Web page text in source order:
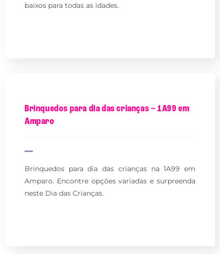
baixos para todas as idades.
Brinquedos para dia das crianças – 1A99 em
Amparo
Brinquedos para dia das crianças na 1A99 em
Amparo. Encontre opções variadas e surpreenda
neste Dia das Crianças.